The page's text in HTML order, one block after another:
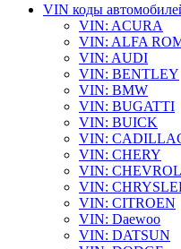
VIN коды
VIN: ACURA
VIN: ALFA
VIN: AUDI
VIN: BENTLEY
VIN: BMW
VIN: BUGATTI
VIN: BUICK
VIN:
VIN: CHERY
VIN:
VIN:
VIN: CITROEN
VIN: Daewoo
VIN: DATSUN